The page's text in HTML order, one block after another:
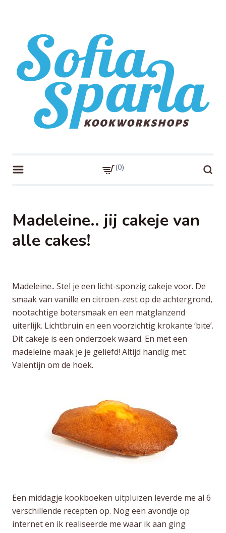
0
Madeleine.. jij cakeje van
alle cakes!
Madeleine.. Stel je een licht-sponzig cakeje voor. De
smaak van vanille en citroen-zest op de achtergrond,
nootachtige botersmaak en een matglanzend
uiterlijk. Lichtbruin en een voorzichtig krokante ‘bite’.
Dit cakeje is een onderzoek waard. En met een
madeleine maak je je geliefd! Altijd handig met
Valentijn om de hoek.
Een middagje kookboeken uitpluizen leverde me al 6
verschillende recepten op. Nog een avondje op
internet en ik realiseerde me waar ik aan ging